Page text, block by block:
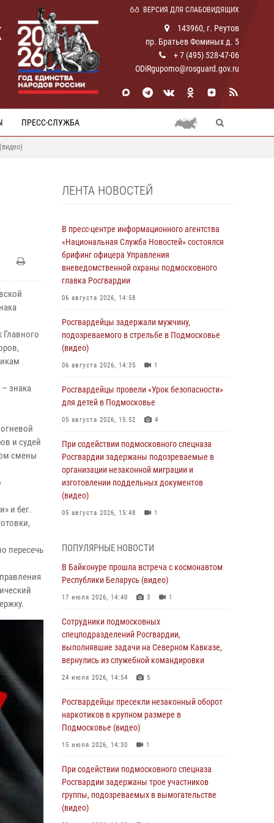
ВЕРСИЯ ДЛЯ СЛАБОВИДЯЩИХ
143960, г. Реутов
пр. Братьев Фоминых д. 5
+ 7 (495) 528-47-06
ODiRgupomo@rosguard.gov.ru
ПРЕСС-СЛУЖБА
знака
и судей
смены
и бег.
пересечь
ЛЕНТА НОВОСТЕЙ
В пресс-центре информационного агентства
«Национальная Служба Новостей» состоялся
брифинг офицера Управления
вневедомственной охраны подмосковного
главка Росгвардии
06 августа 2026, 14:58
Росгвардейцы задержали мужчину,
подозреваемого в стрельбе в Подмосковье
(видео)
06 августа 2026, 14:35 1
Росгвардейцы провели «Урок безопасности»
для детей в Подмосковье
05 августа 2026, 15:52 4
При содействии подмосковного спецназа
Росгвардии задержаны подозреваемые в
организации незаконной миграции и
изготовлении поддельных документов
(видео)
05 августа 2026, 15:48 1
супермаркета в Подмосковье (видео)
03 августа 2026, 15:32 1
Росгвардейцы пресекли кражу сантехники,
Подмосковье (видео)
03 августа 2026, 15:08 1
В Подмосковье отметили годовщину со Дня
образования ОМОН «Пересвет»
Офицер подмосковного главка Росгвардии
стал гостем эфира «Радио 1»
01 августа 2026, 17:57
Росгвардейцы задержали рецидивиста,
подозреваемого в краже на крупную сумму в
Подмосковье
31 июля 2026, 13:00
ПОПУЛЯРНЫЕ НОВОСТИ
В Байконуре прошла встреча с космонавтом
Республики Беларусь (видео)
17 июля 2026, 14:40 3 1
Сотрудники подмосковных
спецподразделений Росгвардии,
выполнявшие задачи на Северном Кавказе,
вернулись из служебной командировки
24 июля 2026, 14:54 5
Росгвардейцы пресекли незаконный оборот
наркотиков в крупном размере в
Подмосковье (видео)
15 июля 2026, 14:30 1
При содействии подмосковного спецназа
Росгвардии задержаны трое участников
группы, подозреваемых в вымогательстве
(видео)